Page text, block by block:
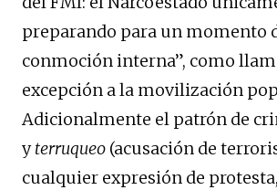
preparando para un momento
conmoción interna”, como
excepción a la movilización
Adicionalmente el patrón de
yterruqueo (acusación de
cualquier expresión de